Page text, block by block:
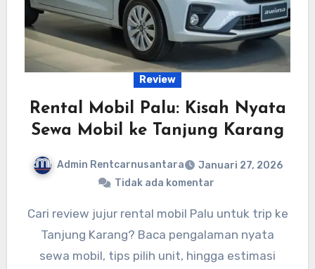
Review
Rental Mobil Palu: Kisah Nyata
Sewa Mobil ke Tanjung Karang
Admin Rentcarnusantara
Januari 27, 2026
Tidak ada komentar
Cari review jujur rental mobil Palu untuk trip ke
Tanjung Karang? Baca pengalaman nyata
sewa mobil, tips pilih unit, hingga estimasi